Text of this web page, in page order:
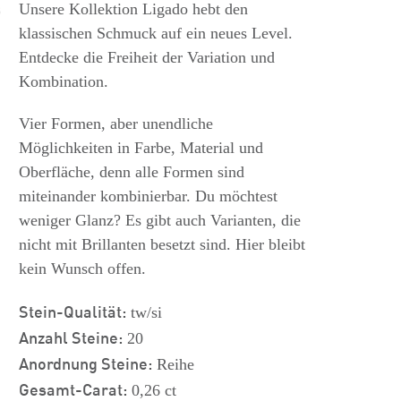
Unsere Kollektion Ligado hebt den
klassischen Schmuck auf ein neues Level.
Entdecke die Freiheit der Variation und
Kombination.
Vier Formen, aber unendliche
Möglichkeiten in Farbe, Material und
Oberfläche, denn alle Formen sind
miteinander kombinierbar. Du möchtest
weniger Glanz? Es gibt auch Varianten, die
nicht mit Brillanten besetzt sind. Hier bleibt
kein Wunsch offen.
Stein-Qualität: tw/si
Anzahl Steine: 20
Anordnung Steine: Reihe
Gesamt-Carat: 0,26 ct